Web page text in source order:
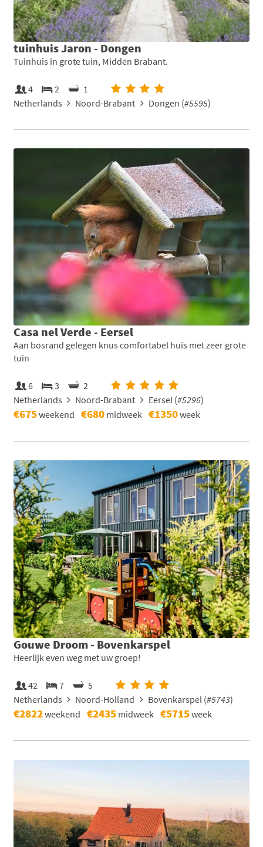
tuinhuis Jaron - Dongen
Tuinhuis in grote tuin, Midden Brabant.
4 2
1
Netherlands
Noord-Brabant Dongen (#5595)
Casa nel Verde - Eersel
Aan bosrand gelegen knus comfortabel huis met zeer grote
tuin
6 3
2
Netherlands
Noord-Brabant Eersel (#5296)
€675weekend €680 midweek €1350week
Gouwe Droom - Bovenkarspel
Heerlijk even weg met uw groep!
42 7
5
Netherlands
Noord-Holland Bovenkarspel (#5743)
€2822weekend €2435 midweek €5715week